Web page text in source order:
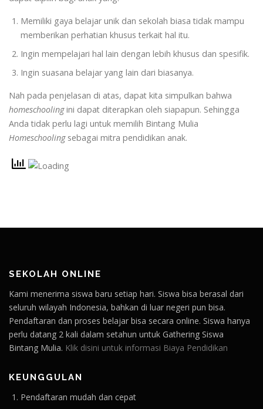
Memiliki gaya belajar unik dan sekolah biasa tidak mampu
memberikan perhatian khusus terkait hal itu.
Ingin mempelajari hal lain dengan lebih khusus dan spesifik.
Ingin suasana belajar yang lain dari biasanya.
Nah pada penjelasan di atas, dapat kita simpulkan bahwa
homeschoolingini dapat diterapkan oleh siapapun. Sehingga
Anda tidak perlu lagi untuk memilih Bintang Mulia
Homeschoolingsebagai mitra pendidikan anak.
SEKOLAH ONLINE
Kami menerima siswa baru setiap hari. Siswa bisa berasal dari
seluruh wilayah Indonesia, bahkan di luar negeri pun bisa.
Pendaftaran dan proses belajar bisa secara online. Siswa hanya
perlu datang 2 kali dalam setahun untuk Gathering Siswa
Bintang Mulia. Klik disini untuk informasi Biaya Pendidikan
KEUNGGULAN
Pendaftaran mudah dan cepat